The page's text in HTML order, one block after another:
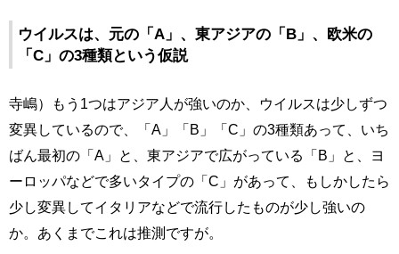
ウイルスは、元の「A」、東アジアの「B」、欧米の
「C」の3種類という仮説
寺嶋）もう1つはアジア人が強いのか、ウイルスは少しずつ
変異しているので、「A」「B」「C」の3種類あって、いち
ばん最初の「A」と、東アジアで広がっている「B」と、ヨ
ーロッパなどで多いタイプの「C」があって、もしかしたら
少し変異してイタリアなどで流行したものが少し強いの
か。あくまでこれは推測ですが。